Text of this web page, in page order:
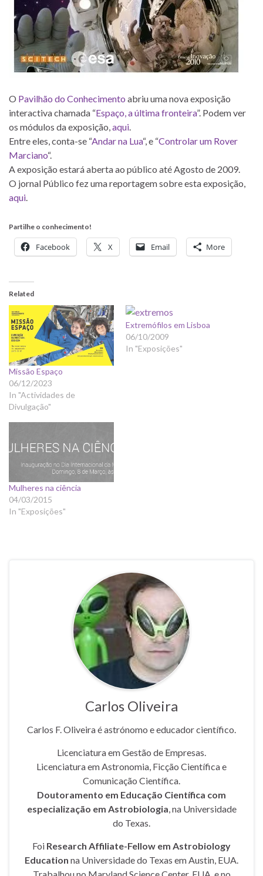
O Pavilhão do Conhecimento abriu uma nova exposição
interactiva chamada “Espaço, a última fronteira”. Podem ver
os módulos da exposição,aqui.
Entre eles, conta-se “Andar na Lua“, e “Controlar um Rover
Marciano“.
A exposição estará aberta ao público até Agosto de 2009.
O jornal Público fez uma reportagem sobre esta exposição,
aqui.
Partilhe o conhecimento!
Facebook X Email More
Related
Missão Espaço
06/12/2023
In "Actividades de
Divulgação"
Extremófilos em Lisboa
06/10/2009
In "Exposições"
Mulheres na ciência
04/03/2015
In "Exposições"
Carlos Oliveira
Carlos F. Oliveira é astrónomo e educador científico.
Licenciatura em Gestão de Empresas.
Licenciatura em Astronomia, Ficção Científica e
Comunicação Científica.
Doutoramento em Educação Científica com
especialização em Astrobiologia, na Universidade
do Texas.
Foi Research Affiliate-Fellow em Astrobiology
Education na Universidade do Texas em Austin, EUA.